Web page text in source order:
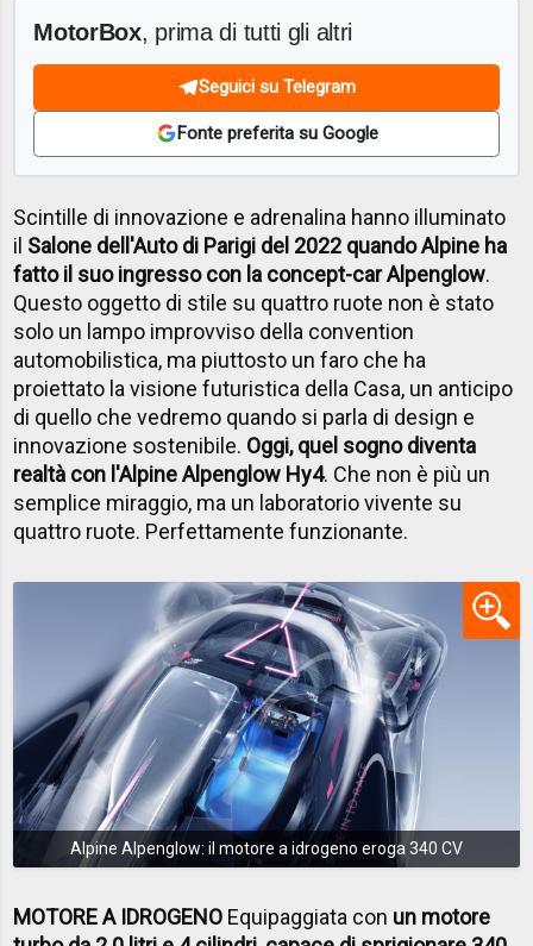
MotorBox, prima di tutti gli altri
Seguici su Telegram
Fonte preferita su Google
Scintille di innovazione e adrenalina hanno illuminato
il Salone dell'Auto di Parigi del 2022 quando Alpine ha
fatto il suo ingresso con la concept-car Alpenglow.
Questo oggetto di stile su quattro ruote non è stato
solo un lampo improvviso della convention
automobilistica, ma piuttosto un faro che ha
proiettato la visione futuristica della Casa, un anticipo
di quello che vedremo quando si parla di design e
innovazione sostenibile. Oggi, quel sogno diventa
realtà con l'Alpine Alpenglow Hy4. Che non è più un
semplice miraggio, ma un laboratorio vivente su
quattro ruote. Perfettamente funzionante.
Alpine Alpenglow: il motore a idrogeno eroga 340 CV
MOTORE A IDROGENO Equipaggiata con un motore